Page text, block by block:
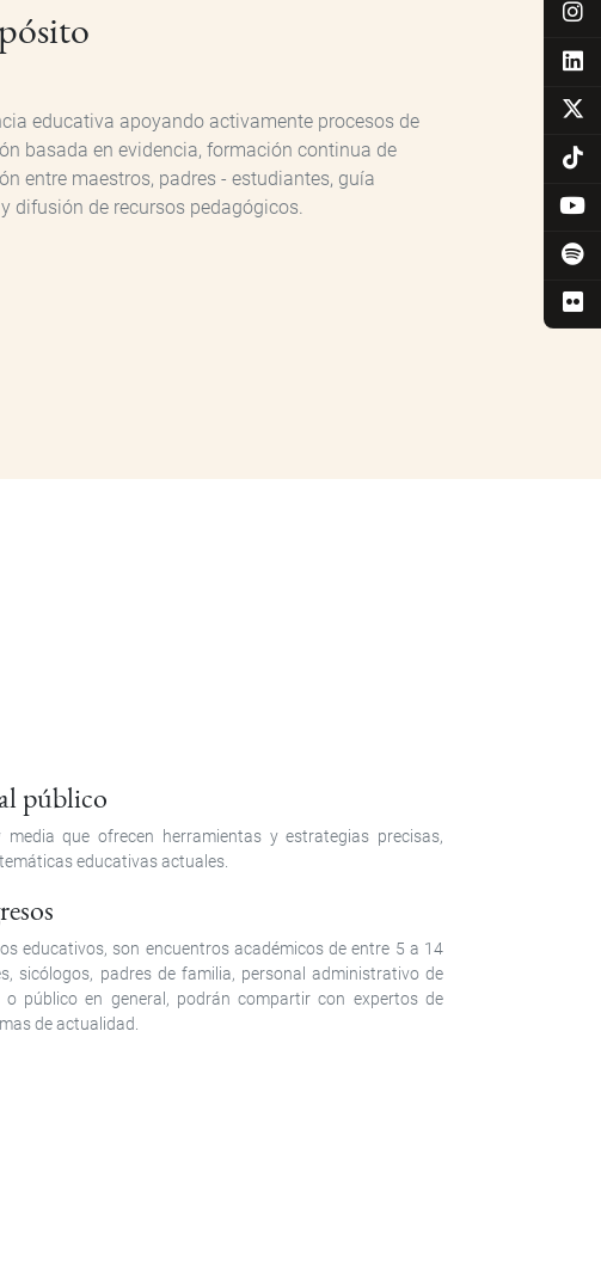
educativa apoyando activamente procesos de
basada en evidencia, formación continua de
entre maestros, padres - estudiantes, guía
difusión de recursos pedagógicos.
público
que ofrecen herramientas y estrategias precisas,
educativas actuales.
educativos, son encuentros académicos de entre 5 a 14
sicólogos, padres de familia, personal administrativo de
o público en general, podrán compartir con expertos de
de actualidad.